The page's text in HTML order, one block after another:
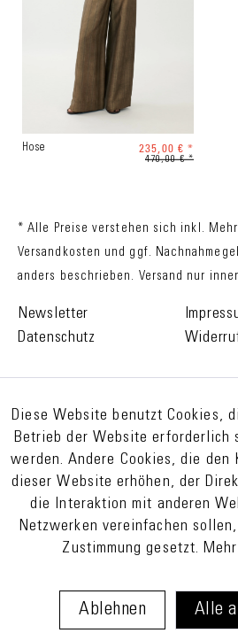
Hose 235,00 € *
470,00 € *
* Alle Preise verstehen sich inkl.
Versandkosten und ggf.
anders beschrieben. Versand nur
Newsletter
Datenschutz
Diese Website benutzt Cookies,
Betrieb der Website erforderlich
werden. Andere Cookies, die den
dieser Website erhöhen, der
die Interaktion mit anderen
Netzwerken vereinfachen
Zustimmung gesetzt.
Ablehnen Alle